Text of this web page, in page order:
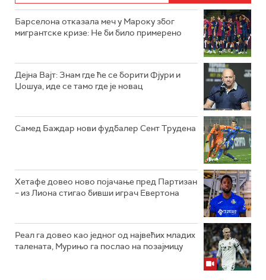
Барселона отказала меч у Мароку због
мигрантске кризе: Не би било примерено
Дејна Вајт: Знам где ће се борити Фјури и
Џошуа, иде се тамо где је новац
Самед Баждар нови фудбалер Сент Трудена
Хетафе довео ново појачање пред Партизан
– из Лиона стигао бивши играч Евертона
Реал га довео као једног од највећих младих
талената, Мурињо га послао на позајмицу